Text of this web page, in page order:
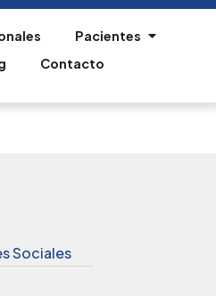
Pacientes
Contacto
Sociales